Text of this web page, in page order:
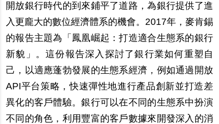
開放銀行時代的到來鋪平了道路，為銀行提供了進
入更龐大的數位經濟體系的機會。2017年，麥肯錫
的報告主題為「鳳凰崛起：打造適合生態系的銀行
新貌」。這份報告深入探討了銀行業如何重塑自
己，以適應蓬勃發展的生態系經濟，例如通過開放
API平台策略，快速彈性地進行產品創新並打造差
異化的客戶體驗。銀行可以在不同的生態系中扮演
不同的角色，利用豐富的客戶數據來開發深入的消